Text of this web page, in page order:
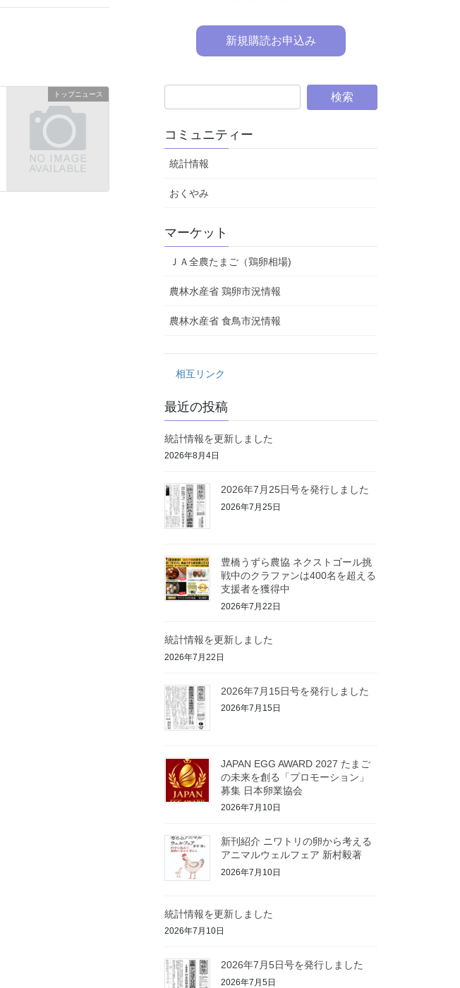
トップニュース
新規購読お申込み
コミュニティー
統計情報
おくやみ
マーケット
ＪＡ全農たまご（鶏卵相場)
農林水産省 鶏卵市況情報
農林水産省 食鳥市況情報
相互リンク
最近の投稿
統計情報を更新しました
2026年8月4日
2026年7月25日号を発行しました
2026年7月25日
豊橋うずら農協 ネクストゴール挑
戦中のクラファンは400名を超える
支援者を獲得中
2026年7月22日
統計情報を更新しました
2026年7月22日
2026年7月15日号を発行しました
2026年7月15日
JAPAN EGG AWARD 2027 たまご
の未来を創る「プロモーション」
募集 日本卵業協会
2026年7月10日
新刊紹介 ニワトリの卵から考える
アニマルウェルフェア 新村毅著
2026年7月10日
統計情報を更新しました
2026年7月10日
2026年7月5日号を発行しました
2026年7月5日